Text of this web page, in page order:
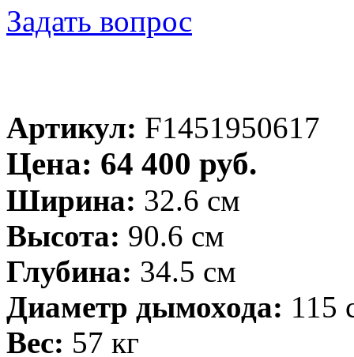
Задать вопрос
Артикул: F1451950617
Цена: 64 400 руб.
Ширина: 32.6 см
Высота: 90.6 см
Глубина: 34.5 см
Диаметр дымохода: 115
Вес: 57 кг